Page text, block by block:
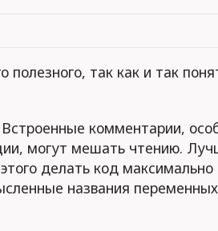
так как и так
Встроенные комментарии,
могут мешать чтению.
делать код максимально
названия